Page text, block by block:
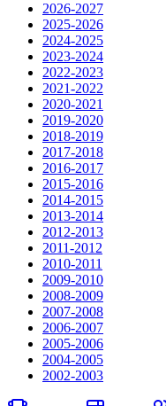
2026-2027
2025-2026
2024-2025
2023-2024
2022-2023
2021-2022
2020-2021
2019-2020
2018-2019
2017-2018
2016-2017
2015-2016
2014-2015
2013-2014
2012-2013
2011-2012
2010-2011
2009-2010
2008-2009
2007-2008
2006-2007
2005-2006
2004-2005
2002-2003